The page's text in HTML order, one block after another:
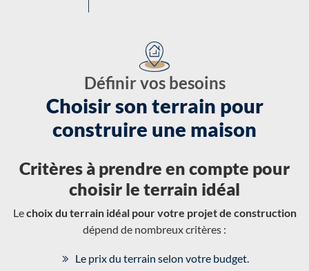
Définir vos besoins
Choisir son terrain pour
construire une maison
Critères à prendre en compte pour
choisir le terrain idéal
Lechoix du terrain idéal pour votre projet de construction
dépend de nombreux critères :
Le prix du terrain selon votre budget.